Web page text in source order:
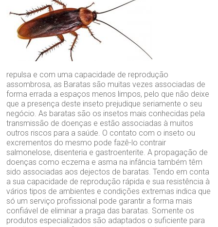
repulsa e com uma capacidade de reprodução
assombrosa, as Baratas são muitas vezes associadas de
forma errada a espaços menos limpos, pelo que não deixe
que a presença deste inseto prejudique seriamente o seu
negócio. As baratas são os insetos mais conhecidas pela
transmissão de doenças e estão associadas à muitos
outros riscos para a saúde. O contato com o inseto ou
excrementos do mesmo pode fazê-lo contrair
salmonelose, disenteria e gastroenterite. A propagação de
doenças como eczema e asma na infância também têm
sido associadas aos dejectos de baratas. Tendo em conta
a sua capacidade de reprodução rápida e sua resistência à
vários tipos de ambientes e condições extremas indica que
só um serviço profissional pode garantir a forma mais
confiável de eliminar a praga das baratas. Somente os
produtos especializados são adaptados o suficiente para